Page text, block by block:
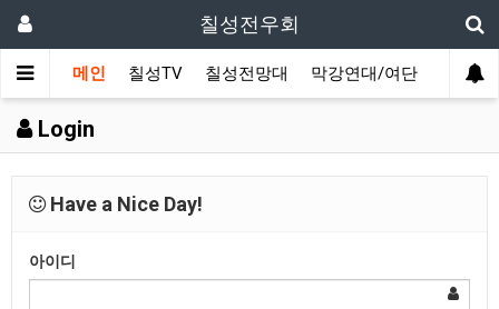
칠성전우회
메인 칠성TV 칠성전망대 막강연대/여단 사단
Login
Have a Nice Day!
아이디